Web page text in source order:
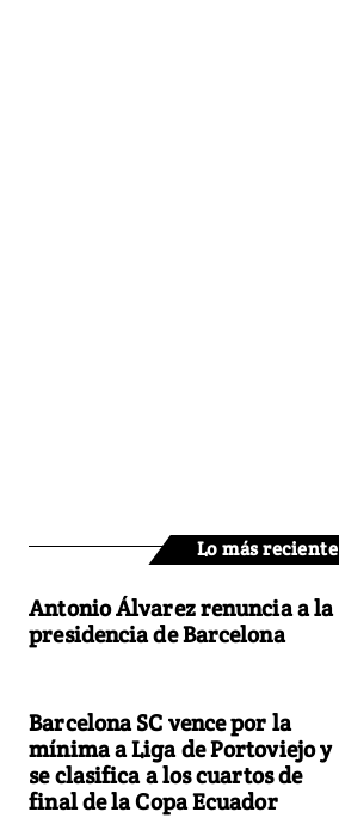
Lo más reciente
Antonio Álvarez renuncia a la
presidencia de Barcelona
Barcelona SC vence por la
mínima a Liga de Portoviejo y
se clasifica a los cuartos de
final de la Copa Ecuador